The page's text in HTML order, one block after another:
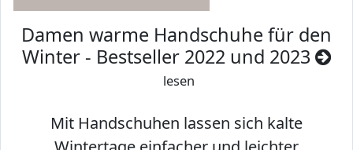
Damen warme Handschuhe für den
Winter - Bestseller 2022 und 2023
lesen
Mit Handschuhen lassen sich kalte